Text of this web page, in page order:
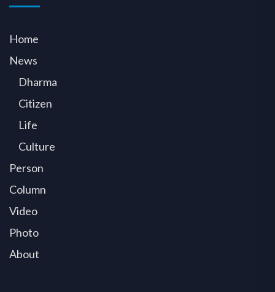
Home
News
Dharma
Citizen
Life
Culture
Person
Column
Video
Photo
About